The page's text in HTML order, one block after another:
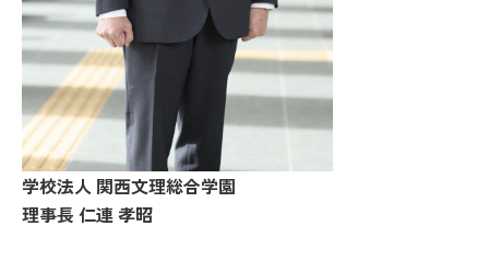
学校法人 関西文理総合学園
理事長 仁連 孝昭